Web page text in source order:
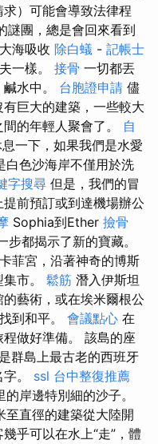
）可能會導致法律程
謎團，總是會回來看到
海吸收 除白蟻 - 記帳士
一樣。 接骨 一切都丟
水中。 台胞證申請 儘
巨大的建築，一些較大
的年輕人聚會了。 自
一下，如果我們是水愛
白色沙海岸不僅用於洗
字搜尋 但是，我們的冒
前預訂或到達機場辦公
Sophia到Ether 撿骨
步都揭示了新的寶藏。
菲宮，沿著神奇的博斯
市。 鬆筋 潛入伊斯坦
藝術，或在埃米爾根公
到和平。 會議點心 在
做好準備。 該島的座
群島上最古老的西班牙
。 ssl 台中整復推薦
岸邊特別細的沙子。
至直徑的建築從大陸開
乎可以在水上“走”，體